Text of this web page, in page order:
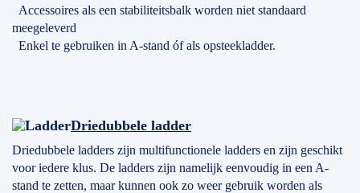
Accessoires als een stabiliteitsbalk worden niet standaard
meegeleverd
Enkel te gebruiken in A-stand óf als opsteekladder.
Driedubbele ladder
Driedubbele ladders zijn multifunctionele ladders en zijn geschikt
voor iedere klus. De ladders zijn namelijk eenvoudig in een A-
stand te zetten, maar kunnen ook zo weer gebruik worden als